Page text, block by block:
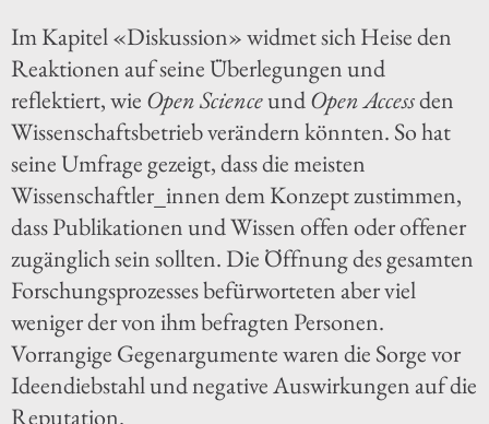
Im Kapitel «Diskussion» widmet sich Heise den
Reaktionen auf seine Überlegungen und
reflektiert, wie Open ScienceundOpen Accessden
Wissenschaftsbetrieb verändern könnten. So hat
seine Umfrage gezeigt, dass die meisten
Wissenschaftler_innen dem Konzept zustimmen,
dass Publikationen und Wissen offen oder offener
zugänglich sein sollten. Die Öffnung des gesamten
Forschungsprozesses befürworteten aber viel
weniger der von ihm befragten Personen.
Vorrangige Gegenargumente waren die Sorge vor
Ideendiebstahl und negative Auswirkungen auf die
Reputation.